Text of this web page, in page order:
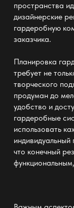
пространства
дизайнерские
гардеробную
заказчика.
Планировка
требует не
творческого
продуман до
удобство и
гардеробные
использовать
индивидуальный
что конечный